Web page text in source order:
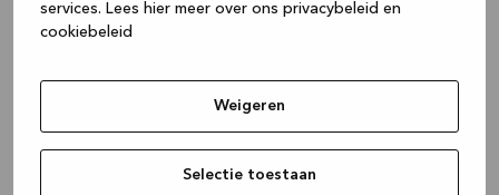
services. Lees hier meer over ons privacybeleid en
cookiebeleid
Weigeren
Selectie toestaan
(see the browser console for more
information).